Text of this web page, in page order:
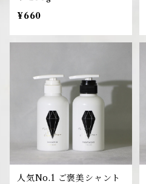
¥660
人気No.1 ご褒美シャント